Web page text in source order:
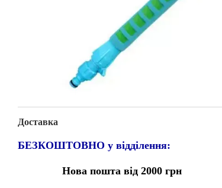
Доставка
БЕЗКОШТОВНО у відділення:
Нова пошта від 2000 грн